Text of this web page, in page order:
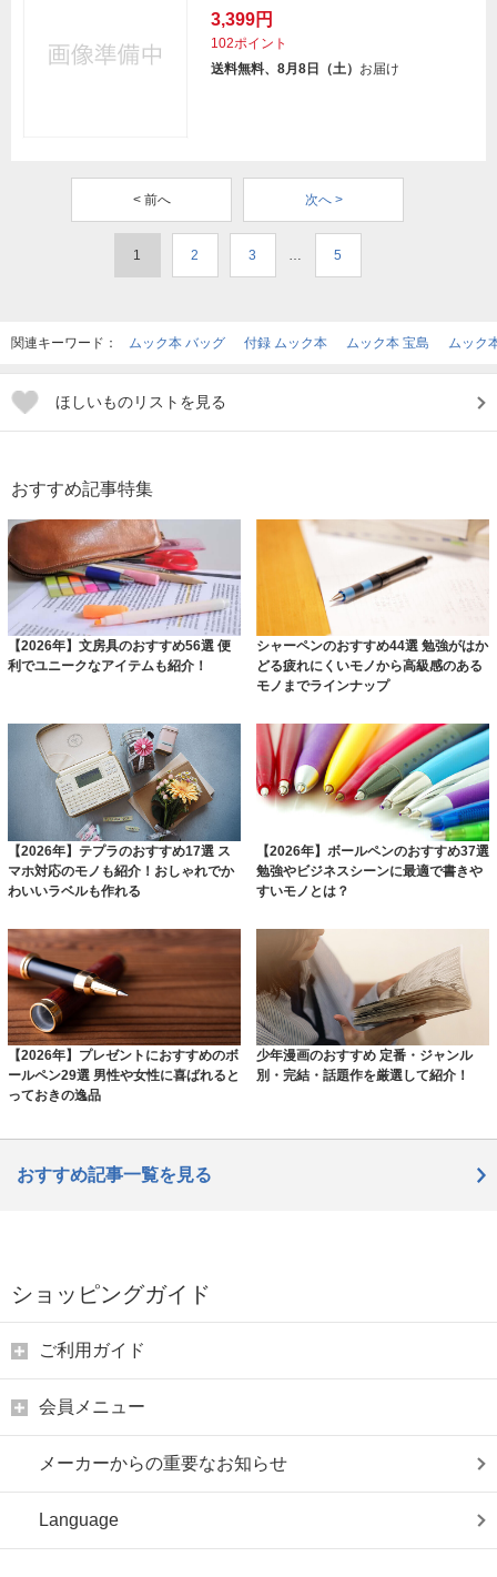
3,399円
102ポイント
送料無料、8月8日（土） お届け
< 前へ 次へ >
1 2 3 … 5
関連キーワード： ムック本 バッグ 付録 ムック本 ムック本 宝島 ムック
ほしいものリストを見る
おすすめ記事特集
【2026年】文房具のおすすめ56選 便
利でユニークなアイテムも紹介！
シャーペンのおすすめ44選 勉強がはか
どる疲れにくいモノから高級感のある
モノまでラインナップ
【2026年】テプラのおすすめ17選 ス
マホ対応のモノも紹介！おしゃれでか
わいいラベルも作れる
【2026年】ボールペンのおすすめ37選
勉強やビジネスシーンに最適で書きや
すいモノとは？
【2026年】プレゼントにおすすめのボ
ールペン29選 男性や女性に喜ばれると
っておきの逸品
少年漫画のおすすめ 定番・ジャンル
別・完結・話題作を厳選して紹介！
おすすめ記事一覧を見る
ショッピングガイド
ご利用ガイド
会員メニュー
メーカーからの重要なお知らせ
Language